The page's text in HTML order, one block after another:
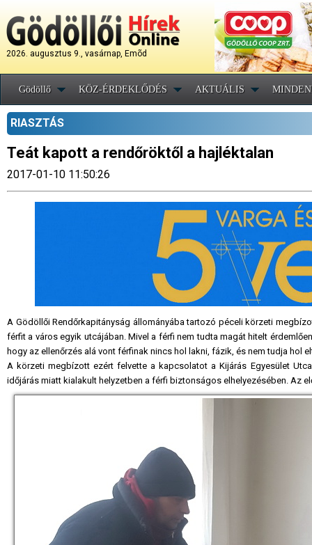
2026. augusztus 9., vasárnap, Emõd
Gödöllő KÖZ-ÉRDEKLŐDÉS AKTUÁLIS
RIASZTÁS
Teát kapott a rendőröktől a hajléktalan
2017-01-10 11:50:26
A Gödöllői Rendőrkapitányság állományába tartozó péceli körzeti
férfit a város egyik utcájában. Mivel a férfi nem tudta magát hitelt
hogy az ellenőrzés alá vont férfinak nincs hol lakni, fázik, és nem tudja hol
A körzeti megbízott ezért felvette a kapcsolatot a Kijárás Egyesület
időjárás miatt kialakult helyzetben a férfi biztonságos elhelyezésében. Az